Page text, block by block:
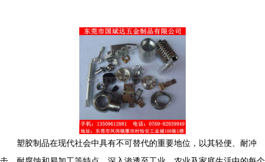
塑胶制品在现代社会中具有不可替代的重要地位，以其轻便、耐冲